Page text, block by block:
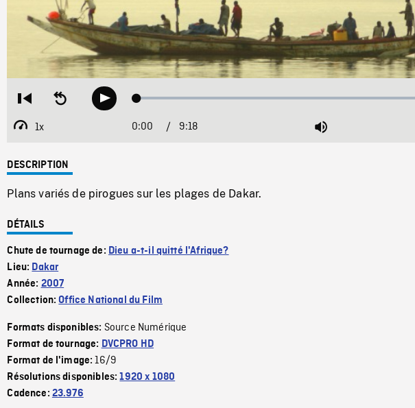
Restart
beginning
Seek
backwardPlay Loaded:
1x
Playback
Current
0:00 / 9:18 Mute
DESCRIPTION
Plans variés de pirogues sur les plages de Dakar.
DÉTAILS
Chute de tournage de: Dieu a-t-il quitté l'Afrique?
Lieu: Dakar
Année: 2007
Collection:Office National du Film
Formats disponibles: Source Numérique
Format de tournage: DVCPRO HD
Format de l'image:16/9
Résolutions disponibles:1920 x 1080
Cadence: 23.976